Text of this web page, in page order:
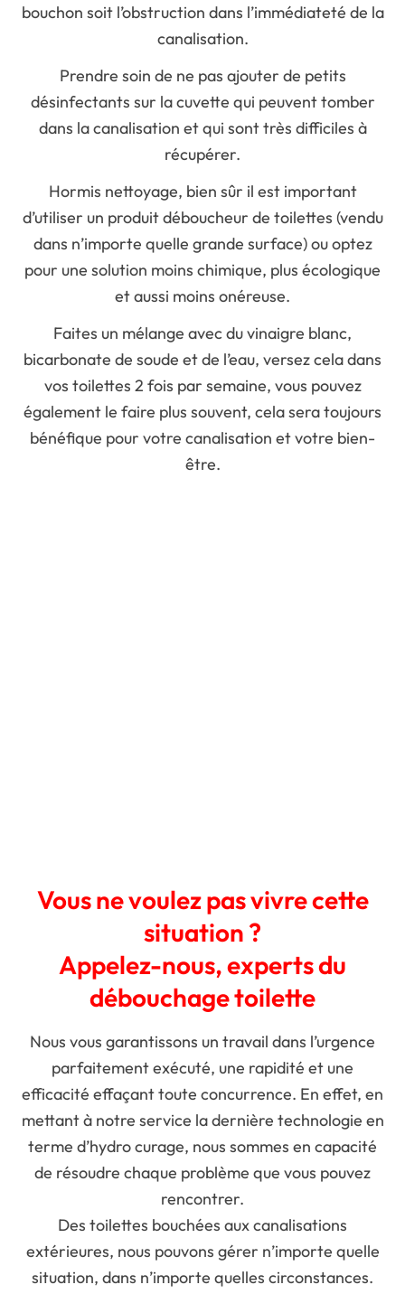
bouchon soit l’obstruction dans l’immédiateté de la
canalisation.
Prendre soin de ne pas ajouter de petits
désinfectants sur la cuvette qui peuvent tomber
dans la canalisation et qui sont très difficiles à
récupérer.
Hormis nettoyage, bien sûr il est important
d’utiliser un produit déboucheur de toilettes (vendu
dans n’importe quelle grande surface) ou optez
pour une solution moins chimique, plus écologique
et aussi moins onéreuse.
Faites un mélange avec du vinaigre blanc,
bicarbonate de soude et de l’eau, versez cela dans
vos toilettes 2 fois par semaine, vous pouvez
également le faire plus souvent, cela sera toujours
bénéfique pour votre canalisation et votre bien-
être.
Vous ne voulez pas vivre cette
situation ?
Appelez-nous, experts du
débouchage toilette
Nous vous garantissons un travail dans l’urgence
parfaitement exécuté, une rapidité et une
efficacité effaçant toute concurrence. En effet, en
mettant à notre service la dernière technologie en
terme d’hydro curage, nous sommes en capacité
de résoudre chaque problème que vous pouvez
rencontrer.
Des toilettes bouchées aux canalisations
extérieures, nous pouvons gérer n’importe quelle
situation, dans n’importe quelles circonstances.